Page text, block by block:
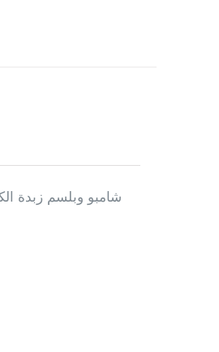
شامبو وبلسم زبدة